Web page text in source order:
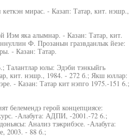
мирас. - Казап: Татар, кит. нэшр.,
Иэм яка алымнар. - Казан: Татар, кит.
Ф. Прозанын гразвданлык йезе:
- Казан: Татар.
Талантлар юлы: Эдэби тэнкыйгь
кит. нэшр., 1984. - 272 б.; Якш юллар:
- Казан: Татар кит нэпго 1975.-151 6.;
белемендэ герой концепциясе:
-Алабуга: АДПИ, -2001.-72 6.;
Анализ тэжрибэсе. -Алабуга:
2003. - 88 б.;